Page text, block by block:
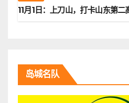
11月1日：上刀山，打卡山东第二
岛城名队